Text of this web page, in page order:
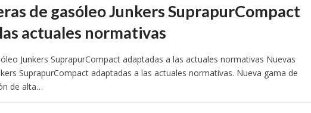
de gasóleo Junkers SuprapurCompact
actuales normativas
Junkers SuprapurCompact adaptadas a las actuales normativas Nuevas
SuprapurCompact adaptadas a las actuales normativas. Nueva gama de
de alta…